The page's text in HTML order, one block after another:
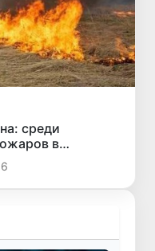
среди
в
граждан